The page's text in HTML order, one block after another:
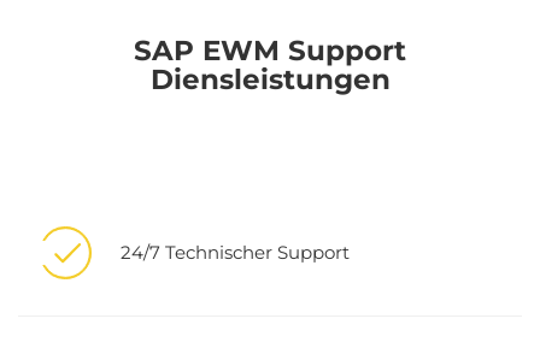
SAP EWM Support
Diensleistungen
24/7 Technischer Support